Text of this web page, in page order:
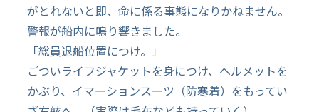
がとれないと即、命に係る事態になりかねません。
警報が船内に鳴り響きました。
「総員退船位置につけ。」
ごついライフジャケットを身につけ、ヘルメットを
かぶり、イマーションスーツ（防寒着）をもってい